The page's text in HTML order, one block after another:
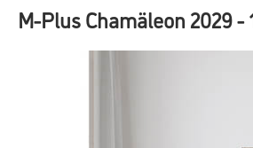
M-Plus Chamäleon 2029 -